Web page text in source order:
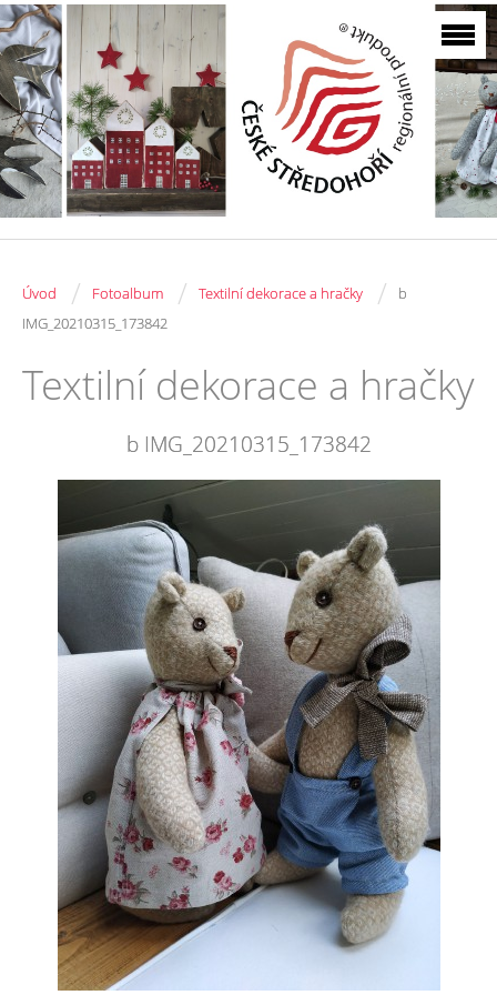
Úvod / Fotoalbum / Textilní dekorace a hračky /
b
IMG_20210315_173842
Textilní dekorace a hračky
b IMG_20210315_173842